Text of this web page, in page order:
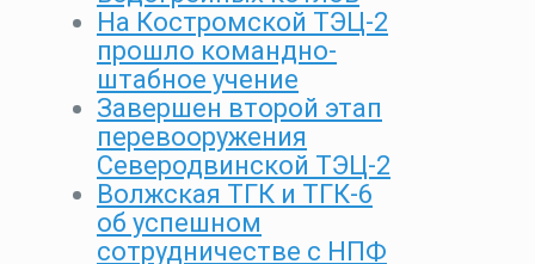
На Костромской ТЭЦ-2
прошло командно-
штабное учение
Завершен второй этап
перевооружения
Северодвинской ТЭЦ-2
Волжская ТГК и ТГК-6
об успешном
сотрудничестве с НПФ